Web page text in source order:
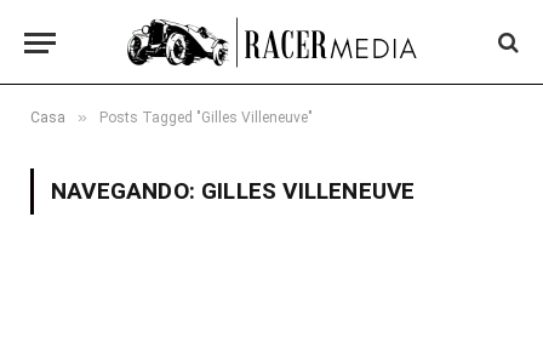
Casa » Posts Tagged "Gilles Villeneuve"
NAVEGANDO: GILLES VILLENEUVE